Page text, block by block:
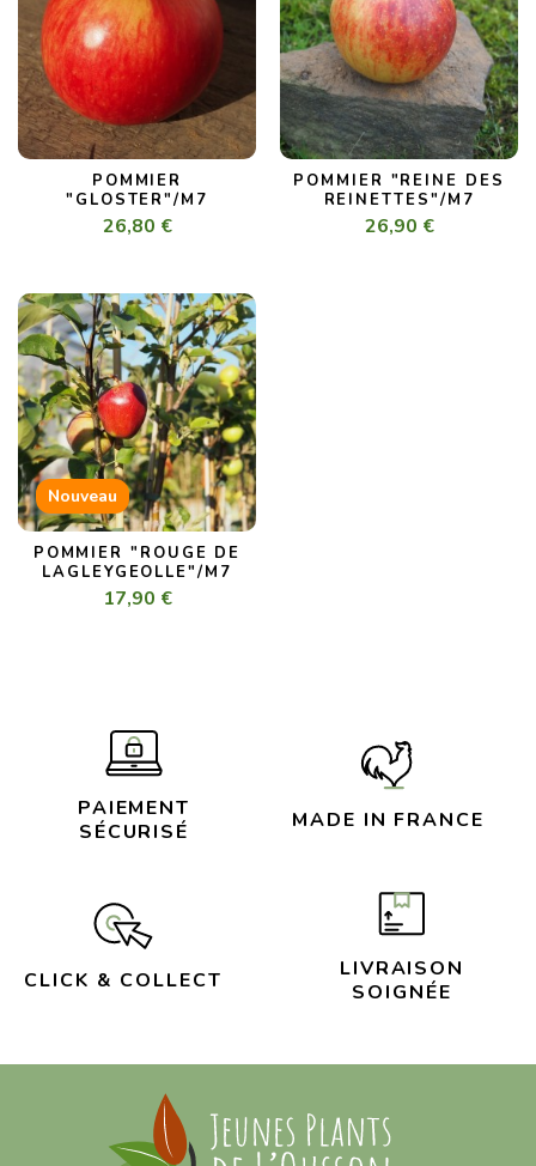
POMMIER
"GLOSTER"/M7
26,80 €
POMMIER "REINE DES
REINETTES"/M7
26,90 €
Nouveau
POMMIER "ROUGE DE
LAGLEYGEOLLE"/M7
17,90 €
PAIEMENT
SÉCURISÉ
MADE IN FRANCE
CLICK & COLLECT
LIVRAISON
SOIGNÉE